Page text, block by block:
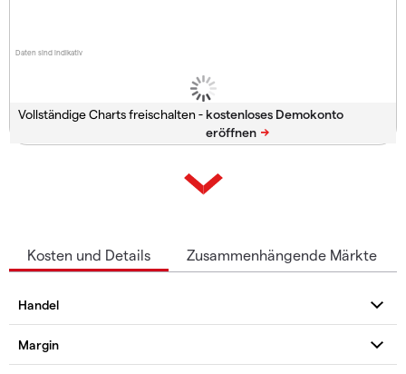
Daten sind indikativ
Vollständige Charts freischalten -
Kosten und Details Zusammenhängende Märkte